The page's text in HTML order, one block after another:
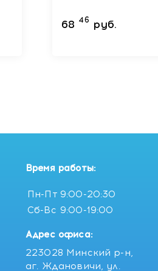
68 46 руб.
Время работы:
Пн-Пт 9:00-20:30
Сб-Вс 9:00-19:00
Адрес офиса:
223028 Минский р-н,
аг. Ждановичи, ул.